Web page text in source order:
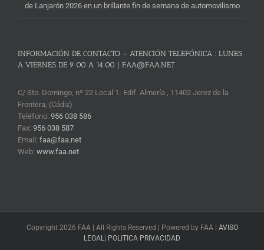
de Lanjarón 2026 en un brillante fin de semana de automovilismo
INFORMACIÓN DE CONTACTO – ATENCIÓN TELEFÓNICA : LUNES
A VIERNES DE 9:00 A 14:00 | FAA@FAA.NET
C/ Sto. Domingo, nº 22 Local 1- Edif. Almería , 11402 Jerez de la
Frontera, (Cádiz)
Teléfono: 956 038 586
Fax: 956 038 587
Email: faa@faa.net
Web: www.faa.net
Copyright 2026 FAA | All Rights Reserved | Powered by FAA | AVISO
LEGAL | POLITICA PRIVACIDAD